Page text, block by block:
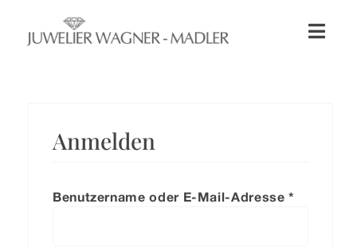
springen
Anmelden
Benutzername oder E-Mail-Adresse*